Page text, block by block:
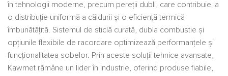
în tehnologii moderne, precum pereții dubli, care contribuie la
o distribuție uniformă a căldurii și o eficiență termică
îmbunătățită. Sistemul de sticlă curată, dubla combustie și
opțiunile flexibile de racordare optimizează performanțele și
funcționalitatea sobelor. Prin aceste soluții tehnice avansate,
Kawmet rămâne un lider în industrie, oferind produse fiabile,